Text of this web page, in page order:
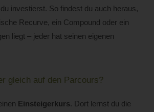
investierst. So findest du auch heraus,
Recurve, ein Compound oder ein
liegt – jeder hat seinen eigenen
gleich auf den Parcours?
Einsteigerkurs. Dort lernst du die